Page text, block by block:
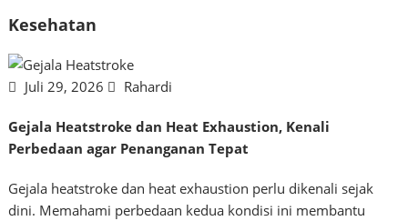
Kesehatan
Juli 29, 2026 Rahardi
Gejala Heatstroke dan Heat Exhaustion, Kenali
Perbedaan agar Penanganan Tepat
Gejala heatstroke dan heat exhaustion perlu dikenali sejak
dini. Memahami perbedaan kedua kondisi ini membantu